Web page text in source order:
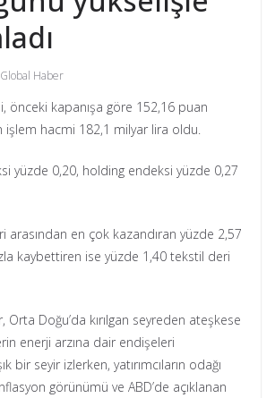
Global Haber
önceki kapanışa göre 152,16 puan
hacmi 182,1 milyar lira oldu.
yüzde 0,20, holding endeksi yüzde 0,27
arasından en çok kazandıran yüzde 2,57
kaybettiren ise yüzde 1,40 tekstil deri
Orta Doğu’da kırılgan seyreden ateşkese
enerji arzına dair endişeleri
bir seyir izlerken, yatırımcıların odağı
görünümü ve ABD’de açıklanan